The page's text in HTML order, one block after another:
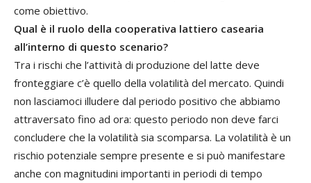
come obiettivo.
Qual è il ruolo della cooperativa lattiero casearia
all’interno di questo scenario?
Tra i rischi che l’attività di produzione del latte deve
fronteggiare c’è quello della volatilità del mercato. Quindi
non lasciamoci illudere dal periodo positivo che abbiamo
attraversato fino ad ora: questo periodo non deve farci
concludere che la volatilità sia scomparsa. La volatilità è un
rischio potenziale sempre presente e si può manifestare
anche con magnitudini importanti in periodi di tempo